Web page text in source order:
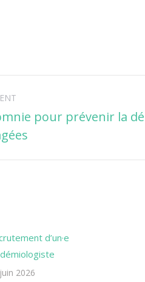
pour prévenir la
d’un·e
2026